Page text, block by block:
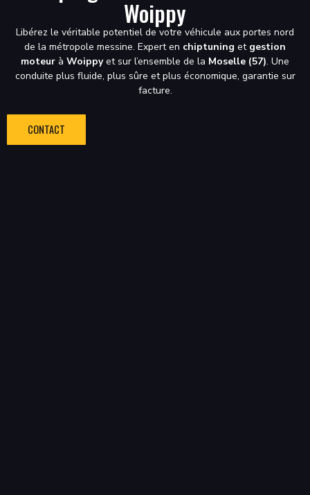
Woippy
Libérez le véritable potentiel de votre véhicule aux portes nord
de la métropole messine. Expert en chiptuning et gestion
moteur à Woippyet sur l’ensemble de la Moselle (57). Une
conduite plus fluide, plus sûre et plus économique, garantie sur
facture.
CONTACT